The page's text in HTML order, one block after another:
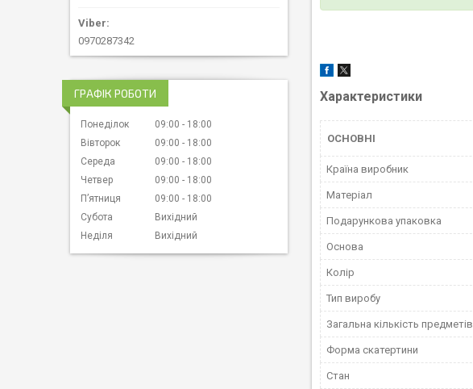
Характеристики
ОСНОВНІ
Країна виробник
Матеріал
Подарункова упаковка
Основа
Колір
Тип виробу
Загальна кількість предметів
Форма скатертини
Стан
0970287342
ГРАФІК РОБОТИ
Понеділок 09:00
18:00
Вівторок
09:00
18:00
Середа
09:00
18:00
Четвер
09:00
18:00
Пʼятниця
09:00
18:00
Субота
Вихідний
Неділя
Вихідний